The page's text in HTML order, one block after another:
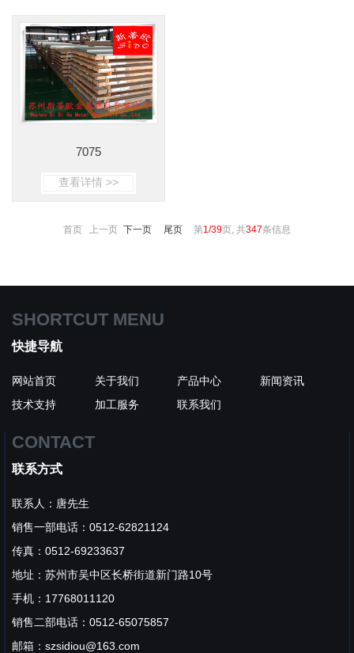
7075
查看详情 >>
首页 上一页 下一页 尾页 第1/39页, 共347条信息
SHORTCUT MENU
快捷导航
网站首页 关于我们 产品中心
新闻资讯
技术支持
加工服务 联系我们
CONTACT
联系方式
联系人：唐先生
销售一部电话：0512-62821124
传真：0512-69233637
地址：苏州市吴中区长桥街道新门路10号
手机：17768011120
销售二部电话：0512-65075857
邮箱：szsidiou@163.com